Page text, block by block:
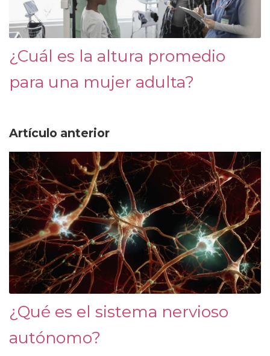
¿Cuál es la altura promedio
para una mujer adulta?
Artículo anterior
¿Qué es el sistema nervioso
autónomo?